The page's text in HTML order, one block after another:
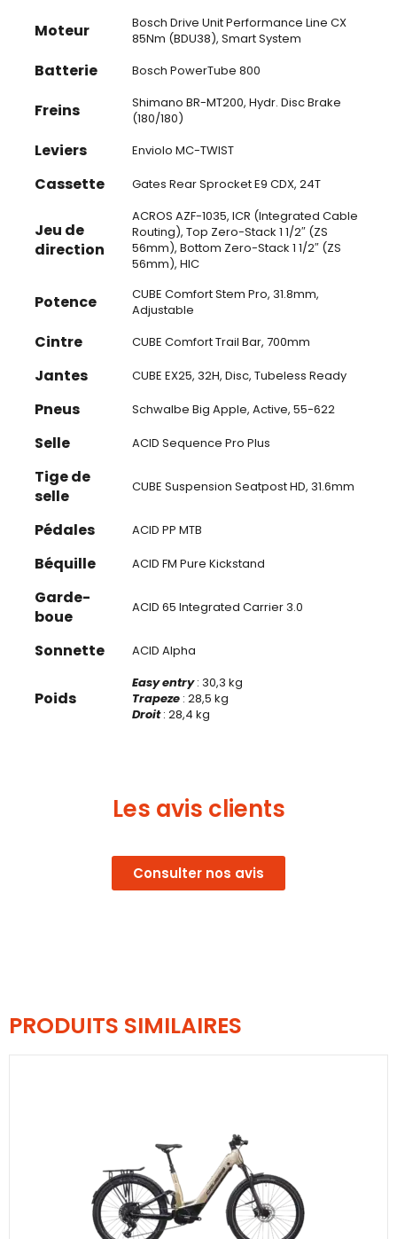
Moteur
Bosch Drive Unit Performance Line CX
85Nm (BDU38), Smart System
Batterie Bosch PowerTube 800
Freins
Shimano BR-MT200, Hydr. Disc Brake
(180/180)
Leviers Enviolo MC-TWIST
Cassette Gates Rear Sprocket E9 CDX, 24T
Jeu de
direction
ACROS AZF-1035, ICR (Integrated Cable
Routing), Top Zero-Stack 1 1/2″ (ZS
56mm), Bottom Zero-Stack 1 1/2″ (ZS
56mm), HIC
Potence
CUBE Comfort Stem Pro, 31.8mm,
Adjustable
Cintre CUBE Comfort Trail Bar, 700mm
Jantes CUBE EX25, 32H, Disc, Tubeless Ready
Pneus Schwalbe Big Apple, Active, 55-622
Selle ACID Sequence Pro Plus
Tige de
selle
CUBE Suspension Seatpost HD, 31.6mm
Pédales ACID PP MTB
Béquille ACID FM Pure Kickstand
Garde-
boue
ACID 65 Integrated Carrier 3.0
Sonnette ACID Alpha
Poids
Easy entry: 30,3 kg
Trapeze : 28,5 kg
Droit: 28,4 kg
Les avis clients
Consulter nos avis
PRODUITS SIMILAIRES